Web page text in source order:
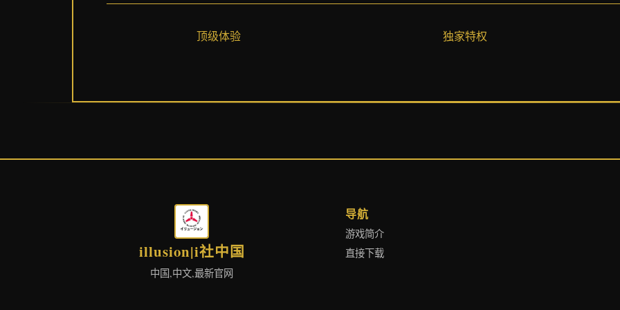
顶级体验 独家特权
illusion|i社中国
中国,中文,最新官网
导航
游戏简介
直接下载